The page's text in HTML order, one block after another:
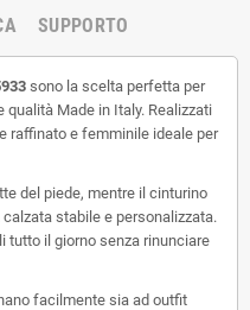
SUPPORTO
sono la scelta perfetta per
Made in Italy. Realizzati
raffinato e femminile ideale per
del piede, mentre il cinturino
stabile e personalizzata.
tutto il giorno senza rinunciare
facilmente sia ad outfit